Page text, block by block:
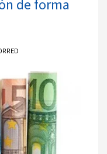
de forma